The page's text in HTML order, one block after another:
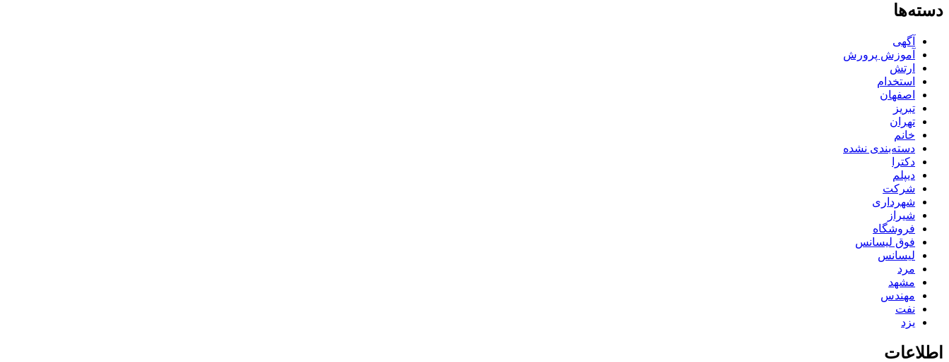
دسته‌ها
آگهی
آموزش پرورش
ارتش
استخدام
اصفهان
تبریز
تهران
خانم
دسته‌بندی نشده
دکترا
دیپلم
شرکت
شهرداری
شیراز
فروشگاه
فوق لیسانس
لیسانس
مرد
مشهد
مهندس
نفت
یزد
اطلاعات